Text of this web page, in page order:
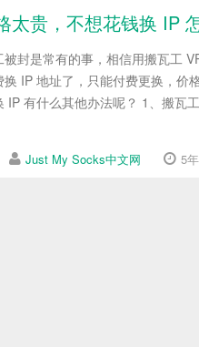
太贵，不想花钱换 IP
被封是常有的事，相信用搬瓦工
换 IP 地址了，只能付费更换，价
IP 有什么其他办法呢？ 1、搬瓦
Just My Socks中文网 5